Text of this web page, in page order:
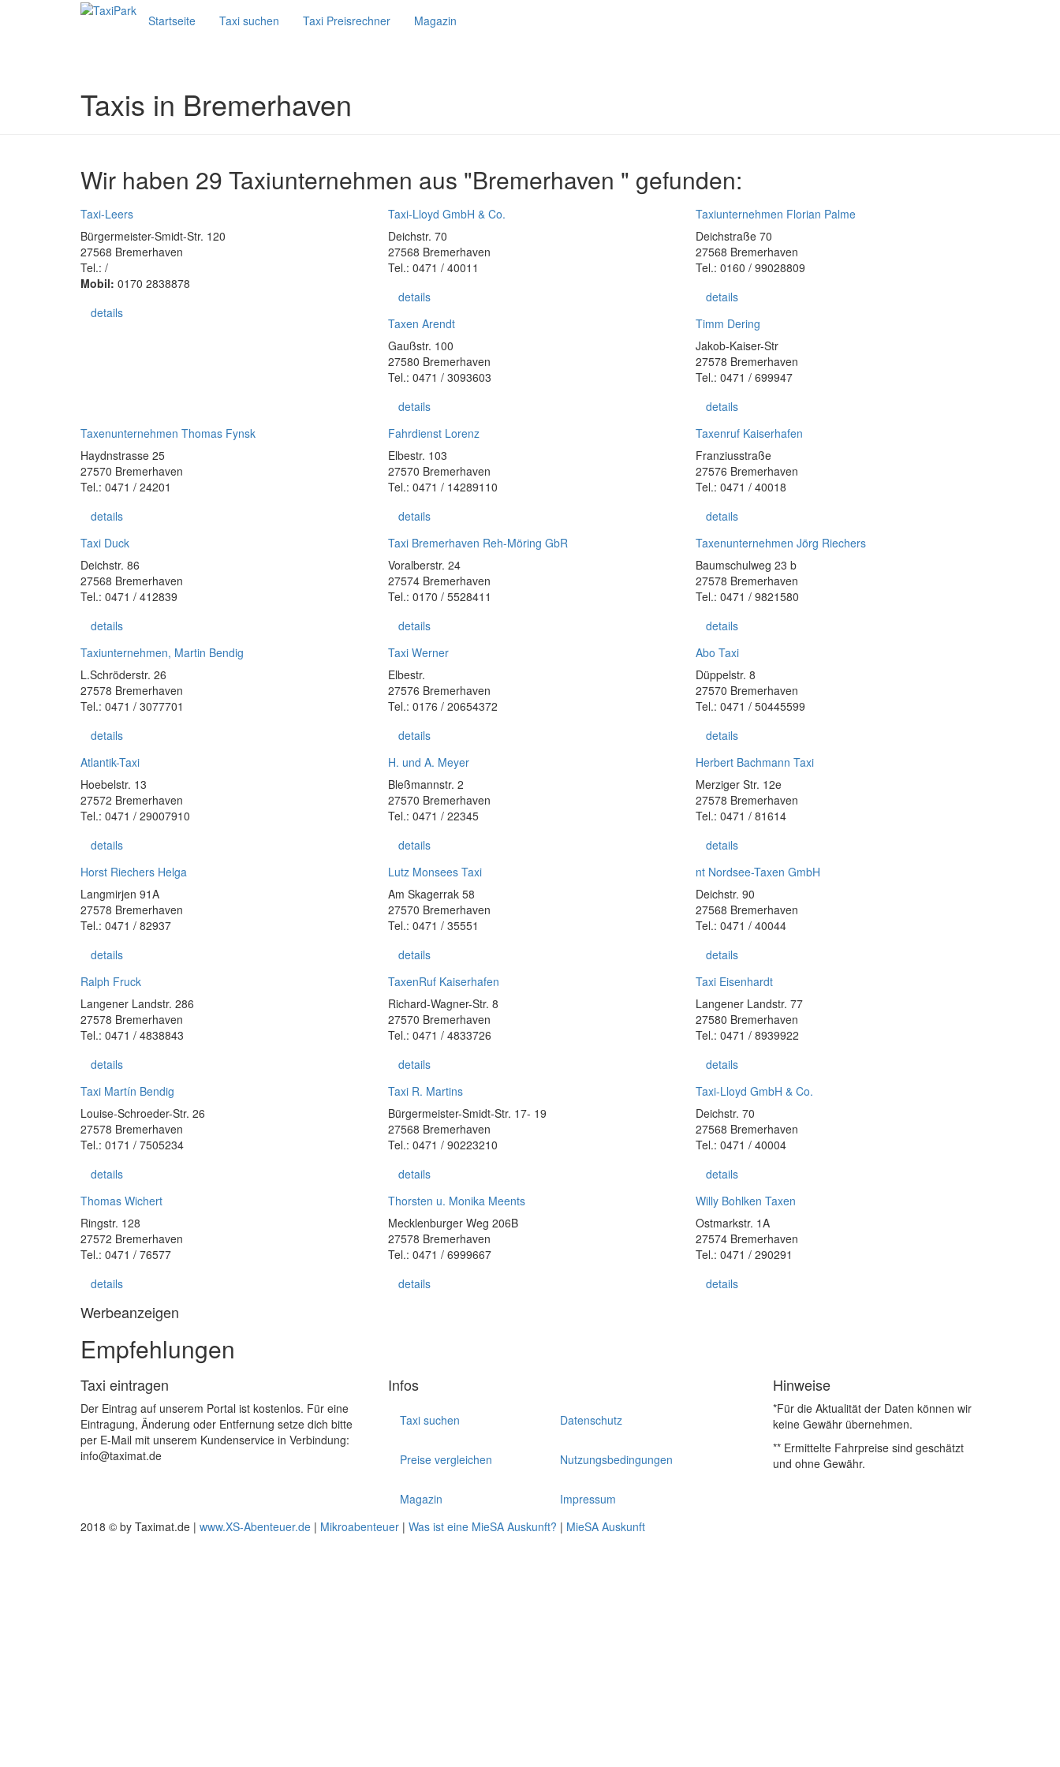
Startseite Taxi suchen Taxi Preisrechner Magazin
Taxis in Bremerhaven
Wir haben 29 Taxiunternehmen aus "Bremerhaven " gefunden:
Taxi-Leers
Bürgermeister-Smidt-Str. 120
27568 Bremerhaven
Tel.: /
Mobil: 0170 2838878
details
Taxi-Lloyd GmbH & Co.
Deichstr. 70
27568 Bremerhaven
Tel.: 0471 / 40011
details
Taxiunternehmen Florian Palme
Deichstraße 70
27568 Bremerhaven
Tel.: 0160 / 99028809
details
Taxen Arendt
Gaußstr. 100
27580 Bremerhaven
Tel.: 0471 / 3093603
details
Timm Dering
Jakob-Kaiser-Str
27578 Bremerhaven
Tel.: 0471 / 699947
details
Taxenunternehmen Thomas Fynsk
Haydnstrasse 25
27570 Bremerhaven
Tel.: 0471 / 24201
details
Fahrdienst Lorenz
Elbestr. 103
27570 Bremerhaven
Tel.: 0471 / 14289110
details
Taxenruf Kaiserhafen
Franziusstraße
27576 Bremerhaven
Tel.: 0471 / 40018
details
Taxi Duck
Deichstr. 86
27568 Bremerhaven
Tel.: 0471 / 412839
details
Taxi Bremerhaven Reh-Möring GbR
Voralberstr. 24
27574 Bremerhaven
Tel.: 0170 / 5528411
details
Taxenunternehmen Jörg Riechers
Baumschulweg 23 b
27578 Bremerhaven
Tel.: 0471 / 9821580
details
Taxiunternehmen, Martin Bendig
L.Schröderstr. 26
27578 Bremerhaven
Tel.: 0471 / 3077701
details
Taxi Werner
Elbestr.
27576 Bremerhaven
Tel.: 0176 / 20654372
details
Abo Taxi
Düppelstr. 8
27570 Bremerhaven
Tel.: 0471 / 50445599
details
Atlantik-Taxi
Hoebelstr. 13
27572 Bremerhaven
Tel.: 0471 / 29007910
details
H. und A. Meyer
Bleßmannstr. 2
27570 Bremerhaven
Tel.: 0471 / 22345
details
Herbert Bachmann Taxi
Merziger Str. 12e
27578 Bremerhaven
Tel.: 0471 / 81614
details
Horst Riechers Helga
Langmirjen 91A
27578 Bremerhaven
Tel.: 0471 / 82937
details
Lutz Monsees Taxi
Am Skagerrak 58
27570 Bremerhaven
Tel.: 0471 / 35551
details
nt Nordsee-Taxen GmbH
Deichstr. 90
27568 Bremerhaven
Tel.: 0471 / 40044
details
Ralph Fruck
Langener Landstr. 286
27578 Bremerhaven
Tel.: 0471 / 4838843
details
TaxenRuf Kaiserhafen
Richard-Wagner-Str. 8
27570 Bremerhaven
Tel.: 0471 / 4833726
details
Taxi Eisenhardt
Langener Landstr. 77
27580 Bremerhaven
Tel.: 0471 / 8939922
details
Taxi Martín Bendig
Louise-Schroeder-Str. 26
27578 Bremerhaven
Tel.: 0171 / 7505234
details
Taxi R. Martins
Bürgermeister-Smidt-Str. 17- 19
27568 Bremerhaven
Tel.: 0471 / 90223210
details
Taxi-Lloyd GmbH & Co.
Deichstr. 70
27568 Bremerhaven
Tel.: 0471 / 40004
details
Thomas Wichert
Ringstr. 128
27572 Bremerhaven
Tel.: 0471 / 76577
details
Thorsten u. Monika Meents
Mecklenburger Weg 206B
27578 Bremerhaven
Tel.: 0471 / 6999667
details
Willy Bohlken Taxen
Ostmarkstr. 1A
27574 Bremerhaven
Tel.: 0471 / 290291
details
Werbeanzeigen
Empfehlungen
Taxi eintragen
Der Eintrag auf unserem Portal ist kostenlos. Für eine
Eintragung, Änderung oder Entfernung setze dich bitte
per E-Mail mit unserem Kundenservice in Verbindung:
info@taximat.de
Infos
Taxi suchen
Preise vergleichen
Magazin
Datenschutz
Nutzungsbedingungen
Impressum
Hinweise
*Für die Aktualität der Daten können wir
keine Gewähr übernehmen.
** Ermittelte Fahrpreise sind geschätzt
und ohne Gewähr.
2018 © by Taximat.de | www.XS-Abenteuer.de | Mikroabenteuer | Was ist eine MieSA Auskunft? | MieSA Auskunft